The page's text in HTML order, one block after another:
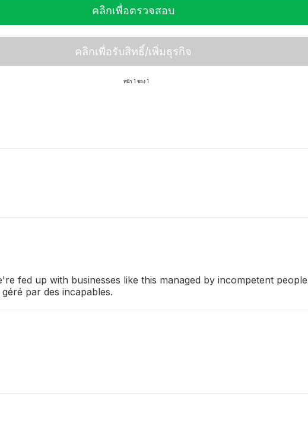
คลิกเพื่อตรวจสอบ
คลิกเพื่อรับสิทธิ์/เพิ่มธุรกิจ
หน้า 1 ของ 1
fed up with businesses like this managed by incompetent
par des incapables.